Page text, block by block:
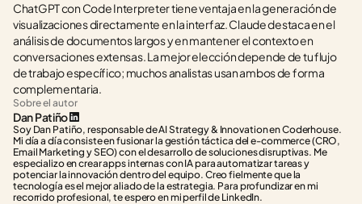
ChatGPT con Code Interpreter tiene ventaja en la generación de
visualizaciones directamente en la interfaz. Claude destaca en el
análisis de documentos largos y en mantener el contexto en
conversaciones extensas. La mejor elección depende de tu flujo
de trabajo específico; muchos analistas usan ambos de forma
complementaria.
Sobre el autor
Dan Patiño
Soy Dan Patiño, responsable de AI Strategy & Innovation en Coderhouse.
Mi día a día consiste en fusionar la gestión táctica del e-commerce (CRO,
Email Marketing y SEO) con el desarrollo de soluciones disruptivas. Me
especializo en crear apps internas con IA para automatizar tareas y
potenciar la innovación dentro del equipo. Creo fielmente que la
tecnología es el mejor aliado de la estrategia. Para profundizar en mi
recorrido profesional, te espero en mi perfil de LinkedIn.